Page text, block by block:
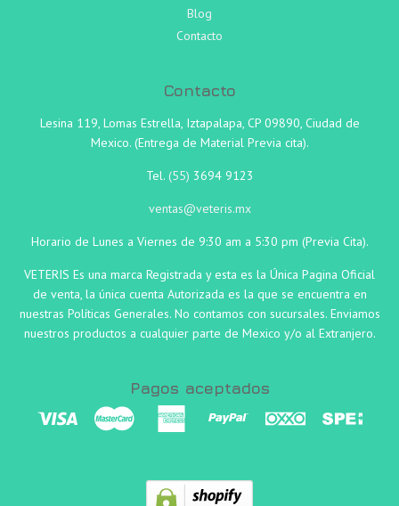
Blog
Contacto
Contacto
Lesina 119, Lomas Estrella, Iztapalapa, CP 09890, Ciudad de
Mexico. (Entrega de Material Previa cita).
Tel. (55) 3694 9123
ventas@veteris.mx
Horario de Lunes a Viernes de 9:30 am a 5:30 pm (Previa Cita).
VETERIS Es una marca Registrada y esta es la Única Pagina Oficial
de venta, la única cuenta Autorizada es la que se encuentra en
nuestras Políticas Generales. No contamos con sucursales. Enviamos
nuestros productos a cualquier parte de Mexico y/o al Extranjero.
Pagos aceptados